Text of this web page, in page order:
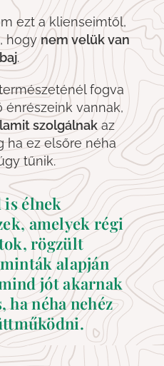
ezt a klienseimtől,
hogynem velük van
.
fogva
énrészeink vannak,
szolgálnakaz
ha ez elsőre néha
tűnik.
is élnek
amelyek régi
rögzült
alapján
jót akarnak
ha néha nehéz